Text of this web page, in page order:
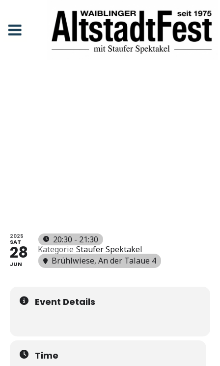
Soulhikers + kleine Feuershow
Anfang Events Soulhikers + kleine Feuershow
2025
SAT
28
JUN
20:30 - 21:30
Kategorie Staufer Spektakel
Brühlwiese, An der Talaue 4
Event Details
Time